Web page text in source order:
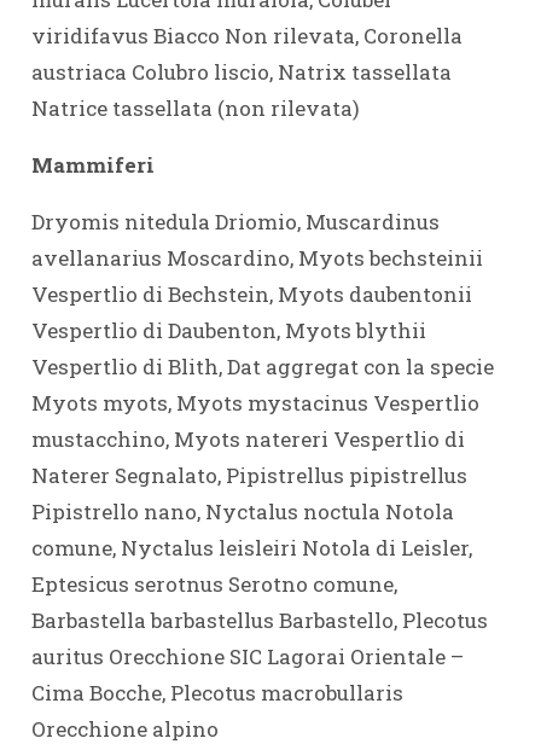
viridifavus Biacco Non rilevata, Coronella
austriaca Colubro liscio, Natrix tassellata
Natrice tassellata (non rilevata)
Mammiferi
Dryomis nitedula Driomio, Muscardinus
avellanarius Moscardino, Myots bechsteinii
Vespertlio di Bechstein, Myots daubentonii
Vespertlio di Daubenton, Myots blythii
Vespertlio di Blith, Dat aggregat con la specie
Myots myots, Myots mystacinus Vespertlio
mustacchino, Myots natereri Vespertlio di
Naterer Segnalato, Pipistrellus pipistrellus
Pipistrello nano, Nyctalus noctula Notola
comune, Nyctalus leisleiri Notola di Leisler,
Eptesicus serotnus Serotno comune,
Barbastella barbastellus Barbastello, Plecotus
auritus Orecchione SIC Lagorai Orientale –
Cima Bocche, Plecotus macrobullaris
Orecchione alpino